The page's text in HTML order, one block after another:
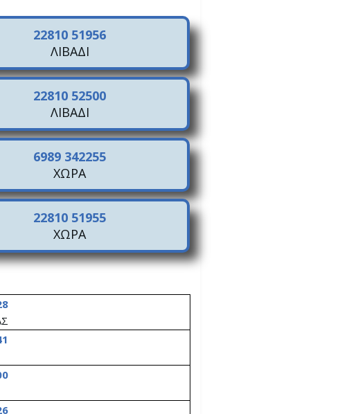
22810 51956
ΛΙΒΑΔΙ
22810 52500
ΛΙΒΑΔΙ
6989 342255
ΧΩΡΑ
22810 51955
ΧΩΡΑ